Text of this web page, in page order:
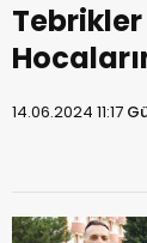
14.06.2024 11:17